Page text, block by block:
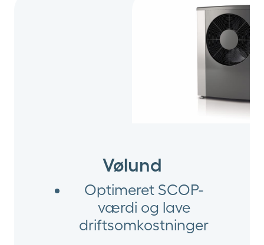
Vølund
Optimeret SCOP-
værdi og lave
driftsomkostninger